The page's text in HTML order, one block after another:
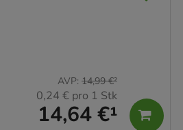
14,64 €¹
AVP: 14,99 €²
0,24 € pro 1 Stk